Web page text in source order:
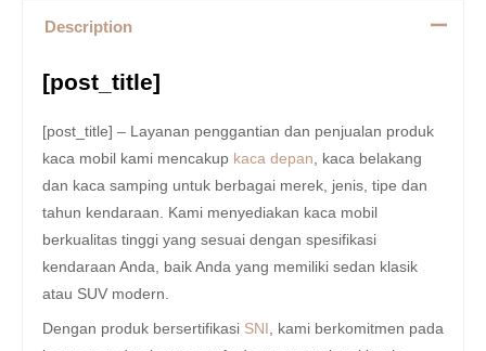
Description
[post_title]
[post_title] – Layanan penggantian dan penjualan produk
kaca mobil kami mencakup kaca depan , kaca belakang
dan kaca samping untuk berbagai merek, jenis, tipe dan
tahun kendaraan. Kami menyediakan kaca mobil
berkualitas tinggi yang sesuai dengan spesifikasi
kendaraan Anda, baik Anda yang memiliki sedan klasik
atau SUV modern.
Dengan produk bersertifikasi SNI
, kami berkomitmen pada